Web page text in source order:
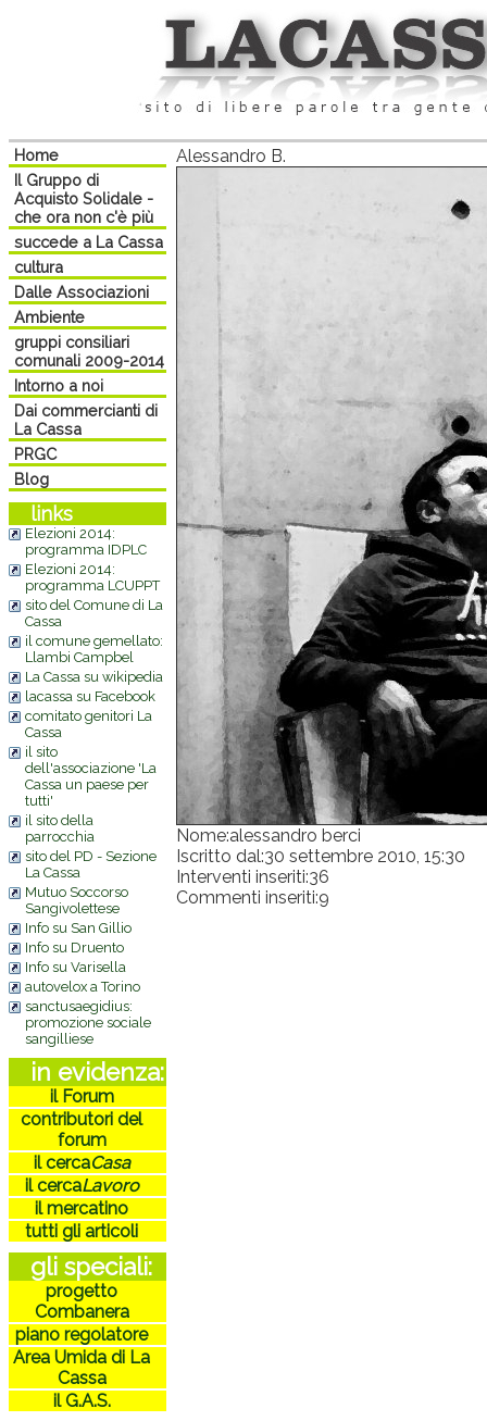
Home
Il Gruppo di
Acquisto Solidale -
che ora non c'è più
succede a La Cassa
cultura
Dalle Associazioni
Ambiente
gruppi consiliari
comunali 2009-2014
Intorno a noi
Dai commercianti di
La Cassa
PRGC
Blog
links
Elezioni 2014:
programma IDPLC
Elezioni 2014:
programma LCUPPT
sito del Comune di La
Cassa
il comune gemellato:
Llambi Campbel
La Cassa su wikipedia
lacassa su Facebook
comitato genitori La
Cassa
il sito
dell'associazione 'La
Cassa un paese per
tutti'
il sito della
parrocchia
sito del PD - Sezione
La Cassa
Mutuo Soccorso
Sangivolettese
Info su San Gillio
Info su Druento
Info su Varisella
autovelox a Torino
sanctusaegidius:
promozione sociale
sangilliese
in evidenza:
il Forum
contributori del
forum
il cercaCasa
il cercaLavoro
il mercatino
tutti gli articoli
gli speciali:
progetto
Combanera
piano regolatore
Area Umida di La
Cassa
il G.A.S.
Alessandro B.
Nome:alessandro berci
Iscritto dal:30 settembre 2010, 15:30
Interventi inseriti:36
Commenti inseriti:9